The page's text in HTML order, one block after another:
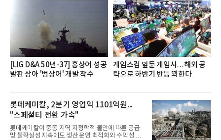
쳐 진행됐다.참고로 새로이(e)는 NH농협캐피탈 MZ
세대들로(과장~계장) 구성된 자율 참여조직으로, 조
직문화 혁신과 업무 효율성 향상을 위한 다양한 활동
을 추진하며,새로운 변화와 이로운 영향력을 조직전
반에 전파하는 역할
[LIG D&A 50년-37] 홍상어 성공
발판 삼아 '범상어' 개발 착수
게임스컴 앞둔 게임사…해외 공
략으로 하반기 반등 꾀한다
롯데케미칼, 2분기 영업익 1101억원...
"스페셜티 전환 가속"
롯데케미칼이 중동 지역 지정학적 불안에 따른 공급
망 불확실성 지속에도 생산 운영 최적화와 수익성 중